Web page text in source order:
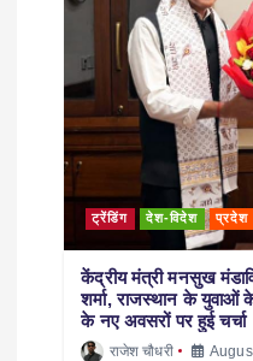
ट्रेंडिंग देश-विदेश प्रदेश
केंद्रीय मंत्री मनसुख
शर्मा, राजस्थान के
के नए अवसरों पर हुई चर्चा
राजेश चौधरी